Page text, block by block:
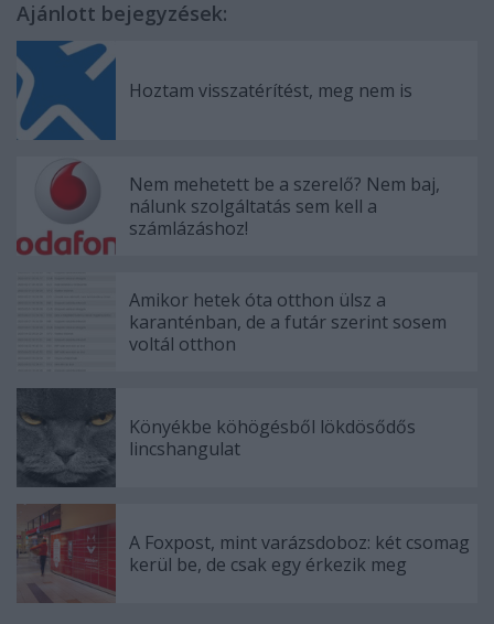
Ajánlott bejegyzések:
Hoztam visszatérítést, meg nem is
Nem mehetett be a szerelő? Nem baj,
nálunk szolgáltatás sem kell a
számlázáshoz!
Amikor hetek óta otthon ülsz a
karanténban, de a futár szerint sosem
voltál otthon
Könyékbe köhögésből lökdösődős
lincshangulat
A Foxpost, mint varázsdoboz: két csomag
kerül be, de csak egy érkezik meg